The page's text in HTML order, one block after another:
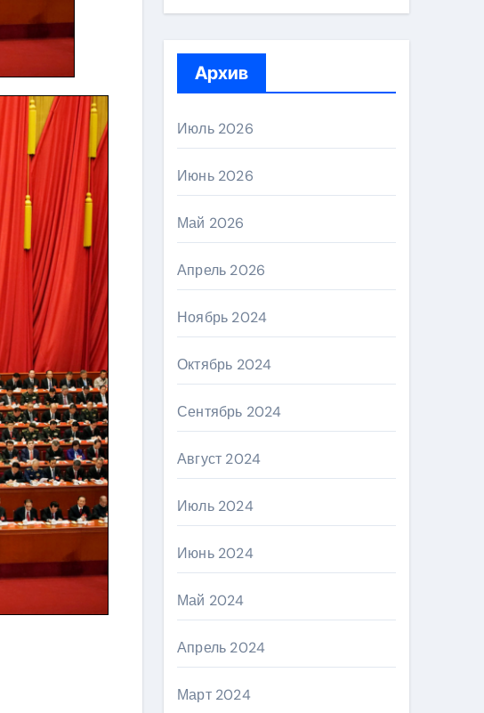
Архив
Июль 2026
Июнь 2026
Май 2026
Апрель 2026
Ноябрь 2024
Октябрь 2024
Сентябрь 2024
Август 2024
Июль 2024
Июнь 2024
Май 2024
Апрель 2024
Март 2024